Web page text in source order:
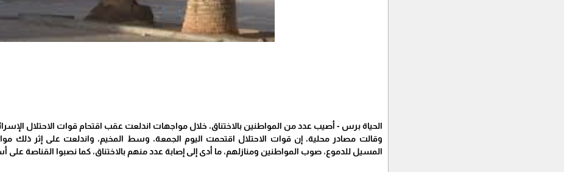
الحياة برس - أصيب عدد من المواطنين بالاختناق، خلال مواجهات اندلعت عقب اقتحام قوات الاحتلال
وقالت مصادر محلية، إن قوات الاحتلال اقتحمت اليوم الجمعة، وسط المخيم، واندلعت على إثر ذلك
المسيل للدموع، صوب المواطنين ومنازلهم، ما أدى إلى إصابة عدد منهم بالاختناق، كما نصبوا القناصة